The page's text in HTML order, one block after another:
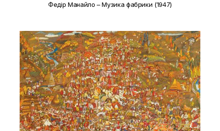
Федір Манайло – Музика фабрики (1947)